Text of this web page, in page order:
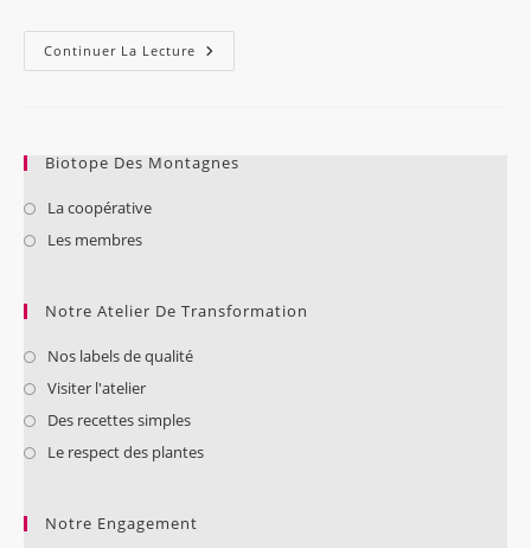
Continuer La Lecture « Prendre
Soin
Biotope Des Montagnes
La coopérative
Les membres
Notre Atelier De Transformation
Nos labels de qualité
Visiter l'atelier
Des recettes simples
Le respect des plantes
Notre Engagement